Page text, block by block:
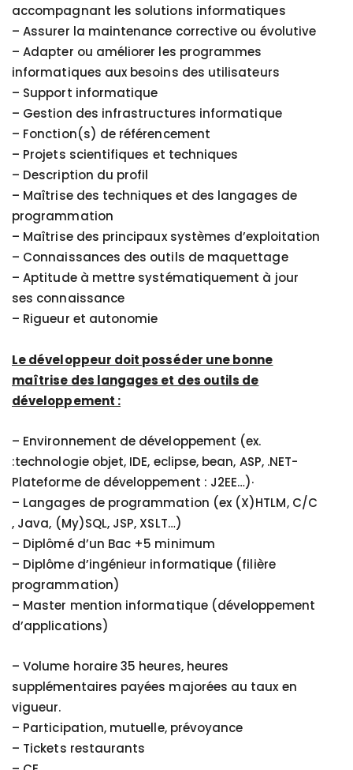
accompagnant les solutions informatiques
– Assurer la maintenance corrective ou évolutive
– Adapter ou améliorer les programmes
informatiques aux besoins des utilisateurs
– Support informatique
– Gestion des infrastructures informatique
– Fonction(s) de référencement
– Projets scientifiques et techniques
– Description du profil
– Maîtrise des techniques et des langages de
programmation
– Maîtrise des principaux systèmes d’exploitation
– Connaissances des outils de maquettage
– Aptitude à mettre systématiquement à jour
ses connaissance
– Rigueur et autonomie
Le développeur doit posséder une bonne
maîtrise des langages et des outils de
développement :
– Environnement de développement (ex.
:technologie objet, IDE, eclipse, bean, ASP, .NET-
Plateforme de développement : J2EE…)·
– Langages de programmation (ex (X)HTLM, C/C
, Java, (My)SQL, JSP, XSLT…)
– Diplômé d’un Bac +5 minimum
– Diplôme d’ingénieur informatique (filière
programmation)
– Master mention informatique (développement
d’applications)
– Volume horaire 35 heures, heures
supplémentaires payées majorées au taux en
vigueur.
– Participation, mutuelle, prévoyance
– Tickets restaurants